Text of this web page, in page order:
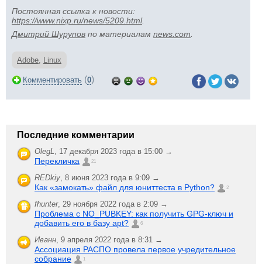
Постоянная ссылка к новости:
https://www.nixp.ru/news/5209.html.
Дмитрий Шурупов по материалам news.com
Adobe, Linux
Комментировать (0)
Последние комментарии
OlegL, 17 декабря 2023 года в 15:00 →
Перекличка 21
REDkiy, 8 июня 2023 года в 9:09 →
Как «замокать» файл для юниттеста в Python? 2
fhunter, 29 ноября 2022 года в 2:09 →
Проблема с NO_PUBKEY: как получить GPG-ключ и
добавить его в базу apt?
6
Иванн, 9 апреля 2022 года в 8:31 →
Ассоциация РАСПО провела первое учредительное
собрание
1